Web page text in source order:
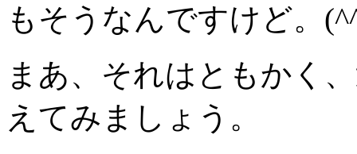
もそうなんですけど。
まあ、それはともかく
えてみましょう。